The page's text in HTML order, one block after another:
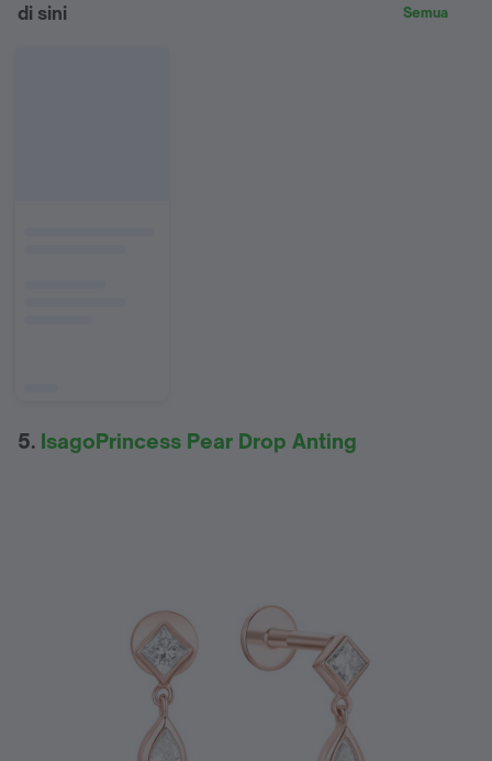
di sini
Semua
5. IsagoPrincess Pear Drop Anting